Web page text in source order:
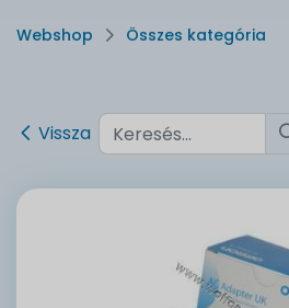
Webshop Összes kategória
Vissza